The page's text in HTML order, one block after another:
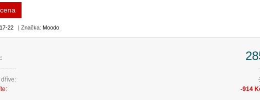
22 | Značka: Moodo
-914